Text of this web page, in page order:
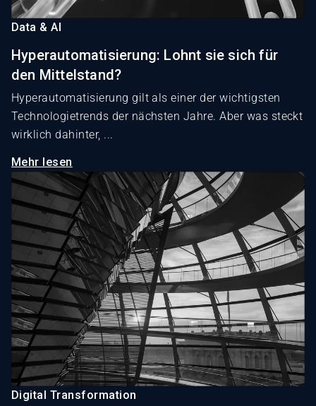
Data & AI
Hyperautomatisierung: Lohnt sie sich für
den Mittelstand?
Hyperautomatisierung gilt als einer der wichtigsten
Technologietrends der nächsten Jahre. Aber was steckt
wirklich dahinter, ...
Mehr lesen
Digital Transformation